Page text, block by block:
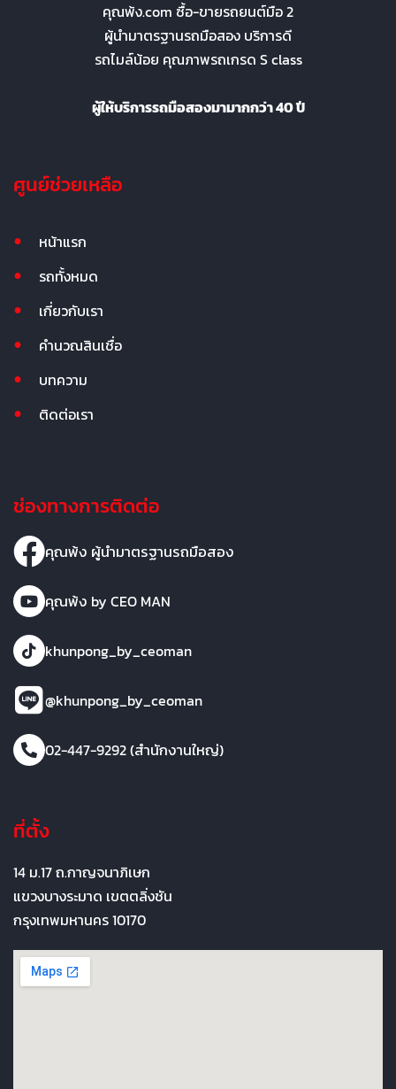
คุณพ้ง.com ซื้อ-ขายรถยนต์มือ 2
ผู้นำมาตรฐานรถมือสอง บริการดี
รถไมล์น้อย คุณภาพรถเกรด S class
ผู้ให้บริการรถมือสองมามากกว่า 40 ปี
ศูนย์ช่วยเหลือ
หน้าแรก
รถทั้งหมด
เกี่ยวกับเรา
คำนวณสินเชื่อ
บทความ
ติดต่อเรา
ช่องทางการติดต่อ
คุณพ้ง ผู้นำมาตรฐานรถมือสอง
คุณพ้ง by CEO MAN
khunpong_by_ceoman
@khunpong_by_ceoman
02-447-9292 (สำนักงานใหญ่)
ที่ตั้ง
14 ม.17 ถ.กาญจนาภิเษก
แขวงบางระมาด เขตตลิ่งชัน
กรุงเทพมหานคร 10170